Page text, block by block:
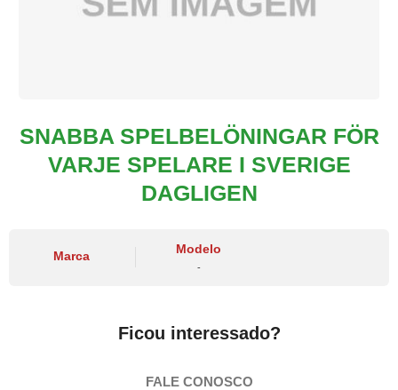
SNABBA SPELBELÖNINGAR FÖR
VARJE SPELARE I SVERIGE
DAGLIGEN
Marca
Modelo
-
Ficou interessado?
FALE CONOSCO